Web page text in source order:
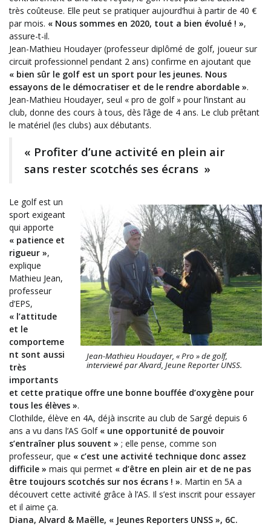
très coûteuse. Elle peut se pratiquer aujourd’hui à partir de 40 €
par mois. « Nous sommes en 2020, tout a bien évolué ! »,
assure-t-il.
Jean-Mathieu Houdayer (professeur diplômé de golf, joueur sur
circuit professionnel pendant 2 ans) confirme en ajoutant que
« bien sûr le golf est un sport pour les jeunes. Nous
essayons de le démocratiser et de le rendre abordable ».
Jean-Mathieu Houdayer, seul « pro de golf » pour l’instant au
club, donne des cours à tous, dès l’âge de 4 ans. Le club prêtant
le matériel (les clubs) aux débutants.
« Profiter d’une activité en plein air
sans rester scotchés ses écrans »
Jean-Mathieu Houdayer, « Pro » de golf,
interviewé par Alvard, Jeune Reporter UNSS.
Le golf est un
sport exigeant
qui apporte
« patience et
rigueur »,
explique
Mathieu Jean,
professeur
d’EPS,
« l’attitude
et le
comporteme
nt sont aussi
très
importants
et cette pratique offre une bonne bouffée d’oxygène pour
tous les élèves ».
Clothilde, élève en 4A, déjà inscrite au club de Sargé depuis 6
ans a vu dans l’AS Golf « une opportunité de pouvoir
s’entraîner plus souvent » ; elle pense, comme son
professeur, que « c’est une activité technique donc assez
difficile » mais qui permet « d’être en plein air et de ne pas
être toujours scotchés sur nos écrans ! ». Martin en 5A a
découvert cette activité grâce à l’AS. Il s’est inscrit pour essayer
et il aime ça.
Diana, Alvard & Maëlle, « Jeunes Reporters UNSS », 6C.